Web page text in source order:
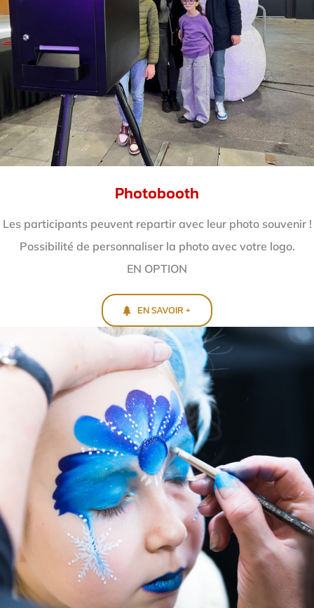
Photobooth
Les participants peuvent repartir avec leur photo souvenir !
Possibilité de personnaliser la photo avec votre logo.
EN OPTION
EN SAVOIR +